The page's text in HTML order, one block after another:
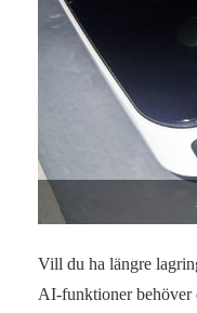
Vill du ha längre
AI‑funktioner behöver